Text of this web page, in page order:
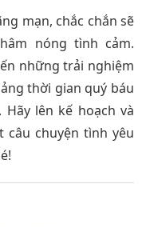
mạn, chắc chắn sẽ
nóng tình cảm.
những trải nghiệm
thời gian quý báu
lên kế hoạch và
chuyện tình yêu